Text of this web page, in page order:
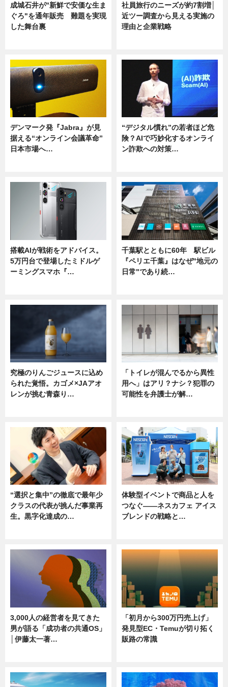
成城石井が"新鮮で安価な生ま
ぐろ"を通年販売 難題を実現
した舞台裏
社員旅行のニーズが約7割増│
近ツー調査から見える実施の
理由と企業戦略
デンマーク発『Jabra』が見
据える“オンライン会議革命”
日本市場へ…
“デジタル慣れ”の若者ほど危
険？AIで巧妙化するオンライ
ン詐欺への対策…
搭載AIが戦術をアドバイス。
5万円台で登場したミドルゲ
ーミングスマホ『…
千葉駅とともに60年 駅ビル
『ペリエ千葉』はなぜ"地元の
日常"であり続…
究極のりんごジュースに込め
られた覚悟。カゴメ×JAアオ
レンが挑む青森り…
「トイレが混んでるから異性
用へ」はアリ？ナシ？犯罪の
可能性を弁護士が解…
“選択と集中”の徹底で最年少
クラスの代表が挑んだ事業再
生。黒字化達成の…
体験型イベントで商品と人を
つなぐ――ネスカフェ アイス
ブレンドの戦略と…
3,000人の経営者を見てきた
男が語る「成功者の共通OS」
│伊藤太一著…
「初月から300万円売上げ」
発見型EC・Temuが切り拓く
販路の常識